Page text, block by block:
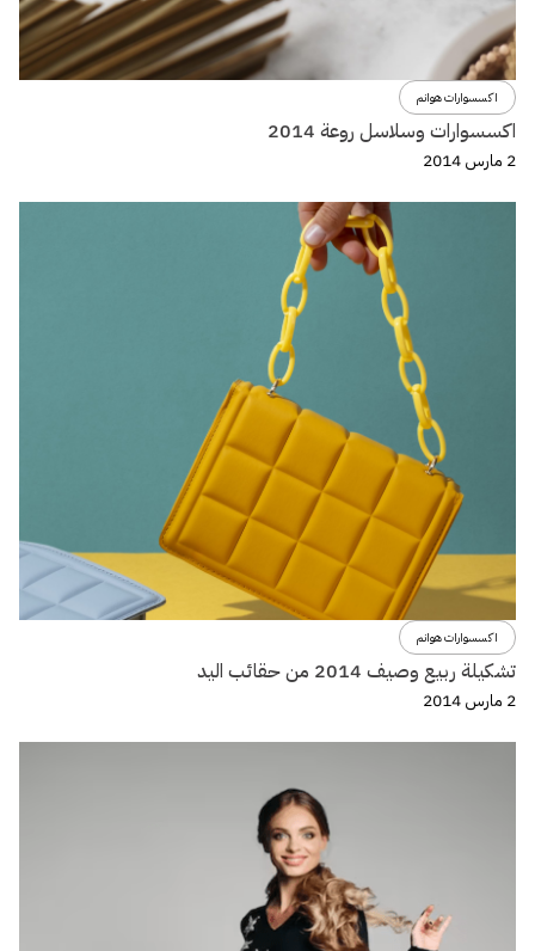
اكسسوارات هوانم
اكسسوارات وسلاسل روعة 2014
2 مارس 2014
اكسسوارات هوانم
تشكيلة ربيع وصيف 2014 من حقائب اليد
2 مارس 2014